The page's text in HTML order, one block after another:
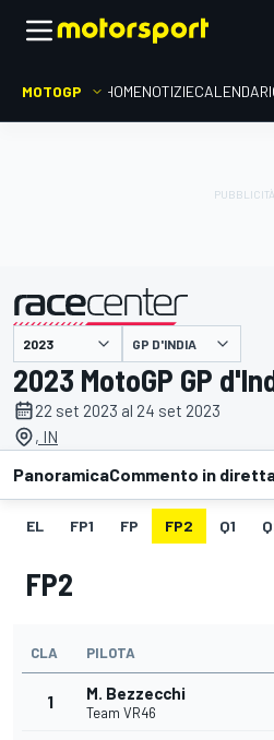
MOTOGP HOMENOTIZIE
presentato da GP D'INDIA
2023 MotoGP GP
22 set 2023 al 24 set 2023
, IN
PanoramicaCommento in
EL FP1 FP FP2 Q1
FP2
CLA PILOTA
1 M. Bezzecchi
Team VR46